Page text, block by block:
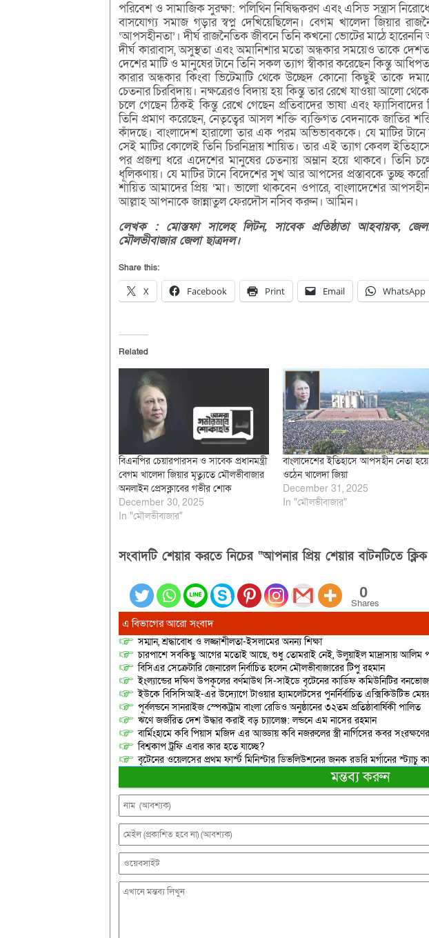
পরিবেশ ও সামাজিক সুরক্ষা: পলিথিন নিষিদ্ধকরণ এবং এসিড সন্ত্রাস
বাসযোগ্য সমাজ গড়ার স্বপ্ন দেখিয়েছিলেন। বেগম খালেদা জিয়ার
‘আপসহীনতা’। দীর্ঘ রাজনৈতিক জীবনে তিনি কখনো ভোটের মাঠে
দীর্ঘ কারাবাস, অসুস্থতা এবং অমানিশার মতো অন্ধকার সময়েও তাকে
দেশের মাটি ও মানুষের টানে তিনি সকল ত্যাগ স্বীকার করেছেন কিন্তু
কারার অন্ধকার কিংবা ভিটেমাটি থেকে উচ্ছেদ কোনো কিছুই তাকে
চেতনার চিরবিদায়। নক্ষত্রেরও বিদায় হয় কিন্তু তার রেখে যাওয়া আলো
চলে গেছেন ঠিকই কিন্তু রেখে গেছেন প্রতিবাদের ভাষা এবং
তিনি প্রমাণ করেছেন, নেতৃত্বের আসল শক্তি ব্যক্তিগত বেদনাকে জাতির
কাঁদছে। বাংলাদেশ হারালো তার এক পরম অভিভাবককে। যে মাটির
সেই মাটির কোলেই তিনি চিরনিদ্রায় শায়িত। তার এই ত্যাগ কেবল
পর প্রজন্ম ধরে এদেশের মানুষের চেতনায় অম্লান হয়ে থাকবে। তিনি
ধূলিকণায়। যে মাটির টানে বিদেশের সুখ আর আপসের প্রস্তাবকে তুচ্ছ
শায়িত আমাদের প্রিয় ‘মা। ভালো থাকবেন ওপারে, বাংলাদেশের আপসহীন
আল্লাহ আপনাকে জান্নাতুল ফেরদৌস নসিব করুন। আমিন।
লেখক : মোস্তফা সালেহ লিটন, সাবেক প্রতিষ্ঠাতা আহবায়ক,
মৌলভীবাজারজেলাছাত্রদল।
Share this:
X Facebook Print Email WhatsApp
Related
বিএনপির চেয়ারপারসন ও সাবেক প্রধানমন্ত্রী
বেগম খালেদা জিয়ার মৃত্যুতে মৌলভীবাজার
অনলাইন প্রেসক্লাবের গভীর শোক
December 30, 2025
In "মৌলভীবাজার"
বাংলাদেশের ইতিহাসে আপসহীন নেতা হয়ে
ওঠেন খালেদা জিয়া
December 31, 2025
In "মৌলভীবাজার"
সংবাদটি শেয়ার করতে নিচের “আপনার প্রিয় শেয়ার বাটনটিতে
0
Shares
এ বিভাগের আরো সংবাদ
সম্মান, শ্রদ্ধাবোধ ও লজ্জাশীলতা-ইসলামের অনন্য শিক্ষা
চারপাশে সবকিছু আগের মতোই আছে, শুধু তোমরাই নেই, উলুয়াইল মাদ্রাসায় আলিম
বিসিএর সেক্রেটারি জেনারেল নির্বাচিত হলেন মৌলভীবাজারের টিপু রহমান
ইংল্যান্ডের দক্ষিণ উপকূলের বর্ণমাউথ সি-সাইডে বৃটেনের কার্ডিফ কমিউনিটির
ইউকে বিসিসিআই-এর উদ্যোগে টাওয়ার হ্যামলেটসের পুনর্নির্বাচিত এক্সিকিউটিভ
পূর্বলন্ডনে সানরাইজ স্পেকট্রাম বাংলা রেডিও অনুষ্ঠানের ৩২তম প্রতিষ্ঠাবার্ষিকী পালিত
​ঋণে জর্জরিত দেশ উদ্ধার করাই বড় চ্যালেঞ্জ: লন্ডনে এম নাসের রহমান
বার্মিংহামে কবি পিয়াস মজিদ এর আড্ডায় কবি নজরুলের স্ত্রী নার্গিসের কবর
বিশ্বকাপ ট্রফি এবার কার হতে যাচ্ছে?
বৃটেনের ওয়েলসের প্রথম ফার্স্ট মিনিস্টার ডিভলিউশনের জনক রডরি মর্গানের স্ট্যাচু
মন্তব্য করুন